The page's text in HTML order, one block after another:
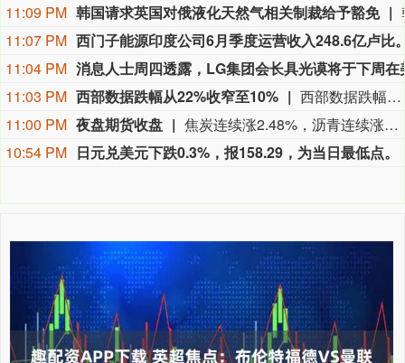
11:09 PM 韩国请求英国对俄液化天然气相关制裁给予豁免
11:07 PM
11:04 PM
11:03 PM 西部数据跌幅从22%收窄至10%
西部数据跌幅收窄至10%，盘初一度大跌超22%。周三美股盘后，美国存储龙头西部数据公布了截止7月3日的2026财年第四季度财报。受存储产品需求持续旺盛推动，公司当季营收、利润双双超预期，净利润同比增长逾12倍。财报显示，西部数据第四财季营收为37.5亿美元，同比增长44%，市场预期为36.92亿美元，上年同期为26.05亿美元。
11:00 PM 夜盘期货收盘
焦炭连续涨2.48%，沥青连续涨2.26%，乙二醇连续涨1.92%，豆一连续涨1.76%，PTA连续涨1.55%。
10:54 PM 日元兑美元下跌0.3%，报158.29，为当日最低点。